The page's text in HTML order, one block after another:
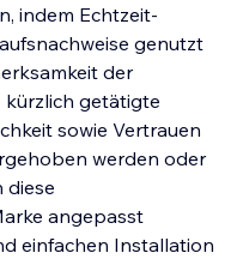
indem Echtzeit-
genutzt
der
kürzlich getätigte
sowie Vertrauen
werden oder
diese
angepasst
einfachen Installation